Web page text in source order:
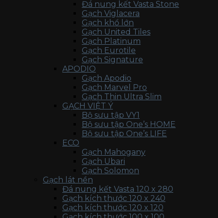
Đá nung kết Vasta Stone
Gạch Viglacera
Gạch khổ lớn
Gạch United Tiles
Gạch Platinum
Gạch Eurotile
Gạch Signature
APODIO
Gạch Apodio
Gạch Marvel Pro
Gạch Thin Ultra Slim
GẠCH VIỆT Ý
Bộ sưu tập VY1
Bộ sưu tập One’s HOME
Bộ sưu tập One’s LIFE
ECO
Gạch Mahogany
Gạch Ubari
Gạch Solomon
Gạch lát nền
Đá nung kết Vasta 120 x 280
Gạch kích thước 120 x 240
Gạch kích thước 120 x 120